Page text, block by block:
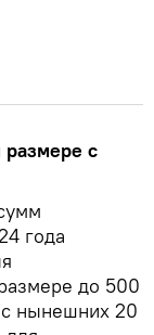
с
года
до 500
с нынешних 20